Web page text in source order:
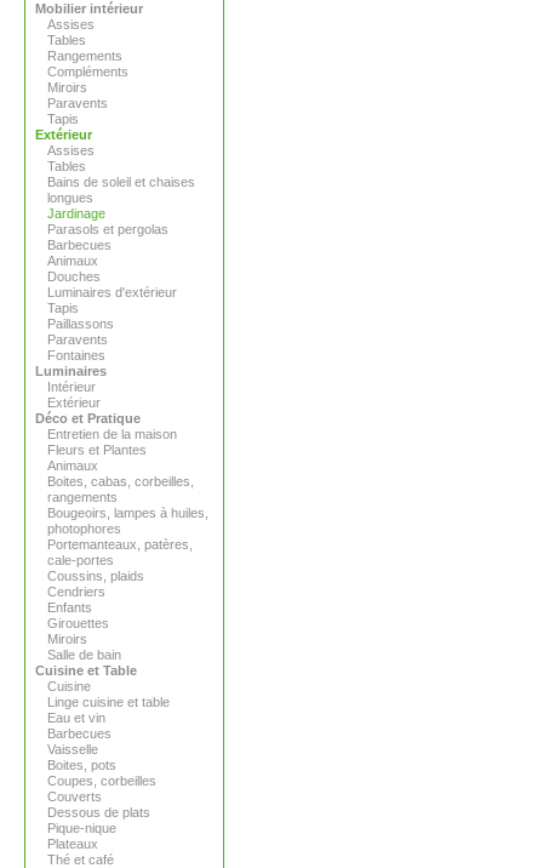
Mobilier intérieur
Assises
Tables
Rangements
Compléments
Miroirs
Paravents
Tapis
Extérieur
Assises
Tables
Bains de soleil et chaises
longues
Jardinage
Parasols et pergolas
Barbecues
Animaux
Douches
Luminaires d'extérieur
Tapis
Paillassons
Paravents
Fontaines
Luminaires
Intérieur
Extérieur
Déco et Pratique
Entretien de la maison
Fleurs et Plantes
Animaux
Boites, cabas, corbeilles,
rangements
Bougeoirs, lampes à huiles,
photophores
Portemanteaux, patères,
cale-portes
Coussins, plaids
Cendriers
Enfants
Girouettes
Miroirs
Salle de bain
Cuisine et Table
Cuisine
Linge cuisine et table
Eau et vin
Barbecues
Vaisselle
Boites, pots
Coupes, corbeilles
Couverts
Dessous de plats
Pique-nique
Plateaux
Thé et café